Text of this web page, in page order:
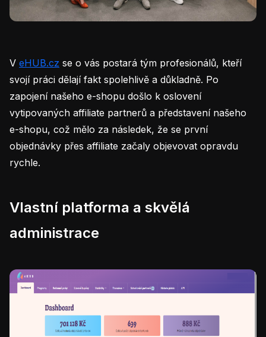
V eHUB.cz se o vás postará tým profesionálů, kteří
svojí práci dělají fakt spolehlivě a důkladně. Po
zapojení našeho e-shopu došlo k oslovení
vytipovaných affiliate partnerů a představení našeho
e-shopu, což mělo za následek, že se první
objednávky přes affiliate začaly objevovat opravdu
rychle.
Vlastní platforma a skvělá
administrace